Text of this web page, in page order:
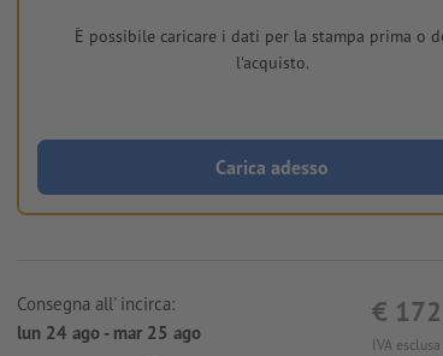
È possibile caricare i dati per la stampa prima o
l'acquisto.
Carica adesso
IVA esclusa
€
Consegna all' incirca:
lun 24 ago - mar 25 ago